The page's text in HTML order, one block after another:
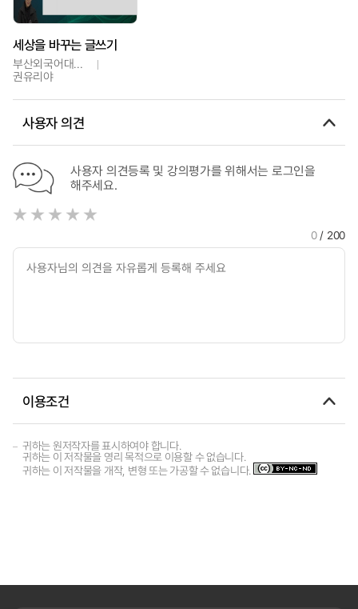
세상을 바꾸는 글쓰기
부산외국어대학교
권유리야
사용자 의견
사용자 의견등록 및 강의평가를 위해서는 로그인을
해주세요.
0/ 200
이용조건
귀하는 원저작자를 표시하여야 합니다.
귀하는 이 저작물을 영리 목적으로 이용할 수 없습니다.
귀하는 이 저작물을 개작, 변형 또는 가공할 수 없습니다.